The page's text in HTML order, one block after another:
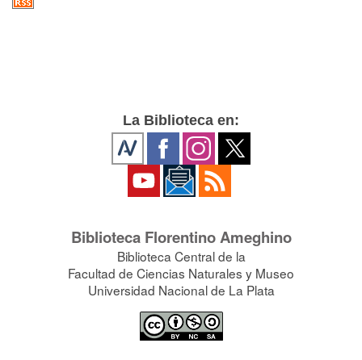
La Biblioteca en:
Biblioteca Florentino Ameghino
Biblioteca Central de la
Facultad de Ciencias Naturales y Museo
Universidad Nacional de La Plata